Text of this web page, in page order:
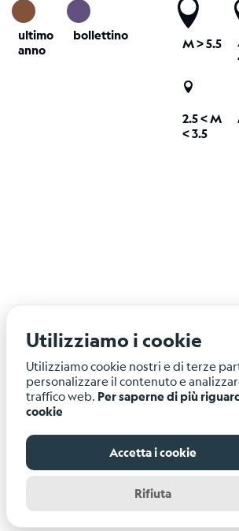
ultimo
anno
bollettino
M> 5.5
2.5 <M
< 3.5
Utilizziamo i cookie
Utilizziamo cookie nostri e di terze
personalizzare il contenuto e
traffico web. Per saperne di più
cookie
Accetta i cookie
Rifiuta